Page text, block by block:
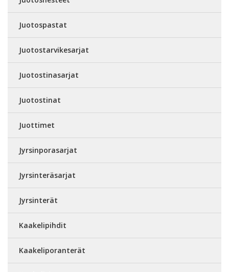
Juotospastat
Juotostarvikesarjat
Juotostinasarjat
Juotostinat
Juottimet
Jyrsinporasarjat
Jyrsinteräsarjat
Jyrsinterät
Kaakelipihdit
Kaakeliporanterät